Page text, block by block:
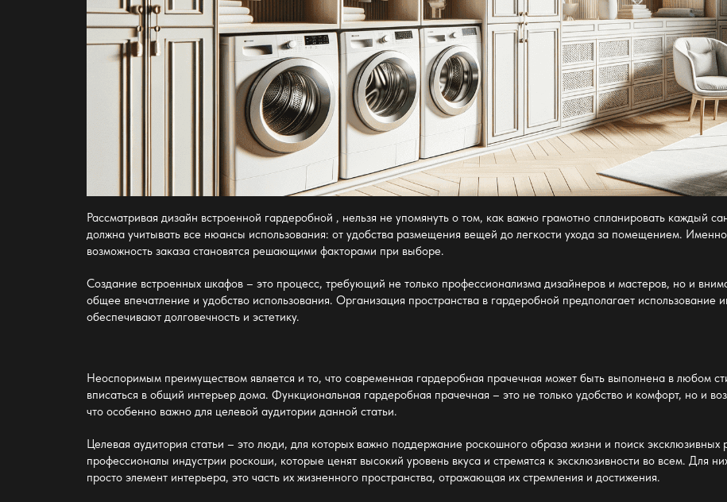
Рассматриваядизайн встроенной гардеробной , нельзя не упомянуть о том, как важно грамотно спланировать каждый
должна учитывать все нюансы использования: от удобства размещения вещей до легкости ухода за помещением.
возможность заказа становятся решающими факторами при выборе.
Создание встроенных шкафов – это процесс, требующий не только профессионализма дизайнеров и мастеров, но и
общее впечатление и удобство использования.Организация пространства в гардеробной предполагает использование
обеспечивают долговечность и эстетику.
Неоспоримым преимуществом является и то, чтосовременная гардеробная прачечная может быть выполнена в любом
вписаться в общий интерьер дома.Функциональная гардеробная прачечная – это не только удобство и комфорт, но и
что особенно важно для целевой аудитории данной статьи.
Целевая аудитория статьи – это люди, для которых важно поддержание роскошного образа жизни и поиск
профессионалы индустрии роскоши, которые ценят высокий уровень вкуса и стремятся к эксклюзивности во всем. Для
просто элемент интерьера, это часть их жизненного пространства, отражающая их стремления и достижения.